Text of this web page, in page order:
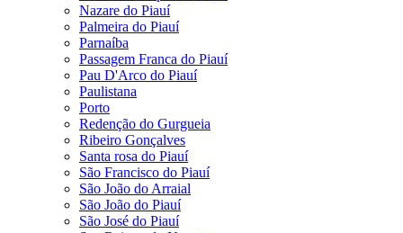
Nazare do Piauí
Palmeira do Piauí
Parnaíba
Passagem Franca do Piauí
Pau D'Arco do Piauí
Paulistana
Porto
Redenção do Gurgueia
Ribeiro Gonçalves
Santa rosa do Piauí
São Francisco do Piauí
São João do Arraial
São João do Piauí
São José do Piauí